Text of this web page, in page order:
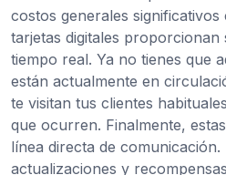
costos generales significativos
tarjetas digitales proporcionan
tiempo real. Ya no tienes que
están actualmente en
te visitan tus clientes
que ocurren. Finalmente,
línea directa de comunicación.
actualizaciones y